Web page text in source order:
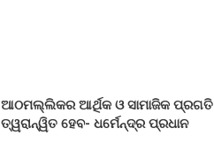
ଆଠମଲ୍ଲିକର ଆର୍ଥିକ ଓ ସାମାଜିକ ପ୍ରଗତି
ତ୍ୱରାନ୍ୱିତ ହେବ- ଧର୍ମେନ୍ଦ୍ର ପ୍ରଧାନ